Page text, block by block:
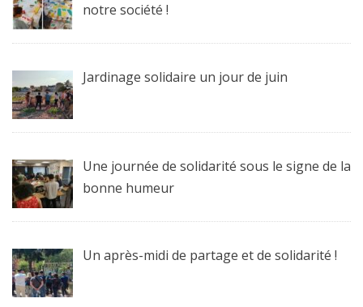
notre société !
Jardinage solidaire un jour de juin
Une journée de solidarité sous le signe de la
bonne humeur
Un après-midi de partage et de solidarité !